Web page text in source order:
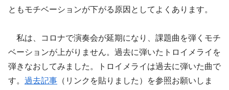
ともモチベーションが下がる原因としてよくあります。
私は、コロナで演奏会が延期になり、課題曲を弾くモチ
ベーションが上がりません。過去に弾いたトロイメライを
弾きなおしてみました。トロイメライは過去に弾いた曲で
す。 過去記事 （リンクを貼りました）を参照お願いしま